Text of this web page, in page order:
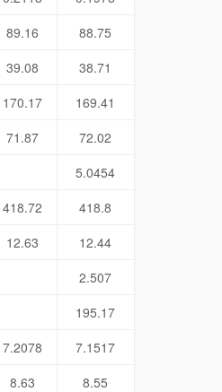
89.16
88.75
39.08
38.71
170.17
169.41
71.87
72.02
5.0454
418.72
418.8
12.63
12.44
2.507
195.17
7.2078
7.1517
8.63
8.55